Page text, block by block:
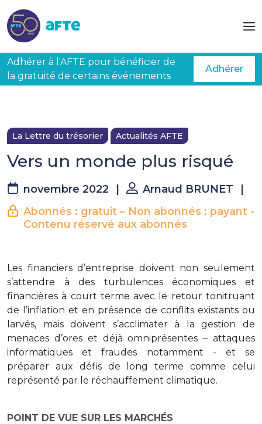
Adhérer à l'AFTE pour bénéficier de
la gratuité de certains événements
Adhérer
La Lettre du trésorier Actualités AFTE
Vers un monde plus risqué
novembre 2022 Arnaud BRUNET
Abonnés : gratuit – Non abonnés : payant -
Contenu réservé aux abonnés
Les financiers d’entreprise doivent non seulement
s’attendre à des turbulences économiques et
financières à court terme avec le retour tonitruant
de l’inflation et en présence de conflits existants ou
larvés, mais doivent s’acclimater à la gestion de
menaces d’ores et déjà omniprésentes – attaques
informatiques et fraudes notamment - et se
préparer aux défis de long terme comme celui
représenté par le réchauffement climatique.
POINT DE VUE SUR LES MARCHÉS